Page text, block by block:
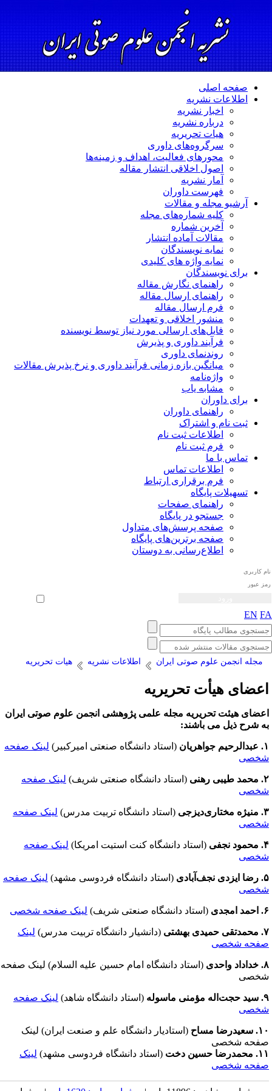
صفحه اصلی
اطلاعات نشریه
اخبار نشریه
درباره نشریه
هیات تحریریه
سرگروه‌های داوری
محورهای فعالیت، اهداف و زمینه‌ها
اصول اخلاقی انتشار مقاله
آمار نشریه
فهرست داوران
آرشیو مجله و مقالات
کلیه شماره‌های مجله
آخرین شماره
مقالات آماده انتشار
نمایه نویسندگان
نمایه واژه های کلیدی
برای نویسندگان
راهنمای نگارش مقاله
راهنمای ارسال مقاله
فرم ارسال مقاله
منشور اخلاقی و تعهدات
فایل‌های ارسالی مورد نیاز توسط نویسنده
فرآیند داوری و پذیرش
روندنمای داوری
میانگین بازه زمانی فرآیند داوری و نرخ پذیرش مقالات
واژه‌نامه
مشابه یاب
برای داوران
راهنمای داوران
ثبت نام و اشتراک
اطلاعات ثبت نام
فرم ثبت نام
تماس با ما
اطلاعات تماس
فرم برقراری ارتباط
تسهیلات پایگاه
راهنمای صفحات
جستجو در پایگاه
صفحه پرسش‌های متداول
صفحه برترین‌های پایگاه
اطلاع‌رسانی به دوستان
ورود خودکار
EN
مجله انجمن علوم صوتی ایران اطلاعات نشریه هیات تحریریه
هیأت تحریریه
هیئت تحریریه مجله علمی پژوهشی انجمن علوم صوتی ایران
شرح ذیل می باشند:
(استاد دانشگاه صنعتی امیرکبیر) لینک صفحه
(استاد دانشگاه صنعتی شریف)لینک صفحه
(استاد دانشگاه تربیت مدرس)لینک صفحه
(استاد دانشگاه کنت استیت امریکا)لینک صفحه
(استاد دانشگاه فردوسی مشهد)لینک صفحه
(استاد دانشگاه صنعتی شریف)لینک صفحه شخصی
(دانشیار دانشگاه تربیت مدرس)لینک
شخصی
(استاد دانشگاه امام حسین علیه السلام) لینک صفحه
(استاد دانشگاه شاهد)لینک صفحه
مساح
(استادیار دانشگاه علم و صنعت ایران) لینک
شخصی
حسین دخت
(استاد دانشگاه فردوسی مشهد)لینک
شخصی